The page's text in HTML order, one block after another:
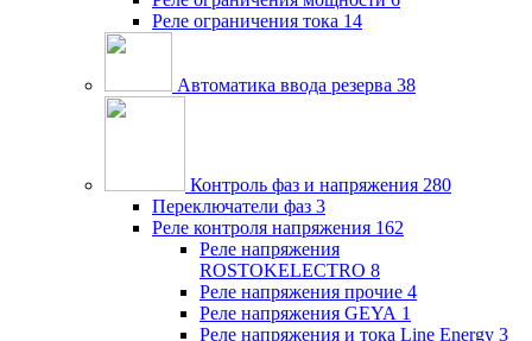
Реле ограничения тока 14
Автоматика ввода резерва 38
Контроль фаз и напряжения 280
Переключатели фаз 3
Реле контроля напряжения 162
Реле напряжения
ROSTOKELECTRO 8
Реле напряжения прочие 4
Реле напряжения GEYA 1
Реле напряжения и тока Line Energy 3